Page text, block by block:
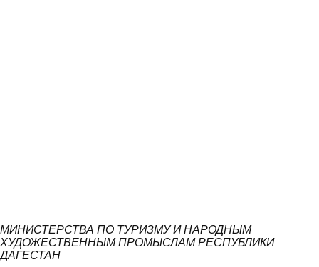
МИНИСТЕРСТВА ПО ТУРИЗМУ И НАРОДНЫМ
ХУДОЖЕСТВЕННЫМ ПРОМЫСЛАМ РЕСПУБЛИКИ
ДАГЕСТАН